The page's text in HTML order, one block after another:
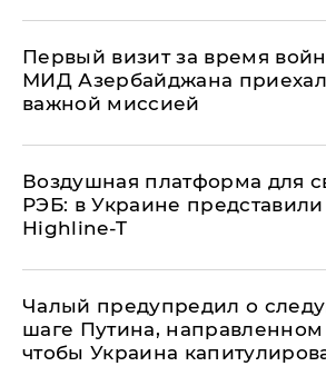
Первый визит за время
МИД Азербайджана
важной миссией
Воздушная платформа для
РЭБ: в Украине
Highline-T
Чалый предупредил о
шаге Путина, направленном
чтобы Украина